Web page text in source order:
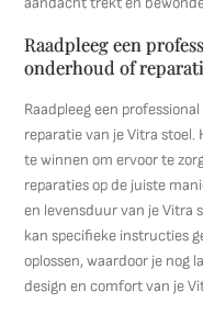
Raadpleeg een
onderhoud of
Raadpleeg een
reparatie van je Vitra
te winnen om ervoor te
reparaties op de juiste
en levensduur van je Vitra
kan specifieke instructies
oplossen, waardoor je nog
design en comfort van je